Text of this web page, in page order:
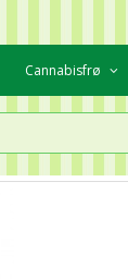
Cannabisfrø